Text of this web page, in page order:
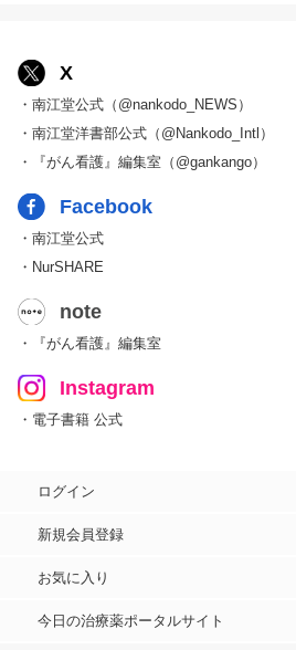
X
・南江堂公式（@nankodo_NEWS）
・南江堂洋書部公式（@Nankodo_Intl）
・『がん看護』編集室（@gankango）
Facebook
・南江堂公式
・NurSHARE
note
・『がん看護』編集室
Instagram
・電子書籍 公式
ログイン
新規会員登録
お気に入り
今日の治療薬ポータルサイト